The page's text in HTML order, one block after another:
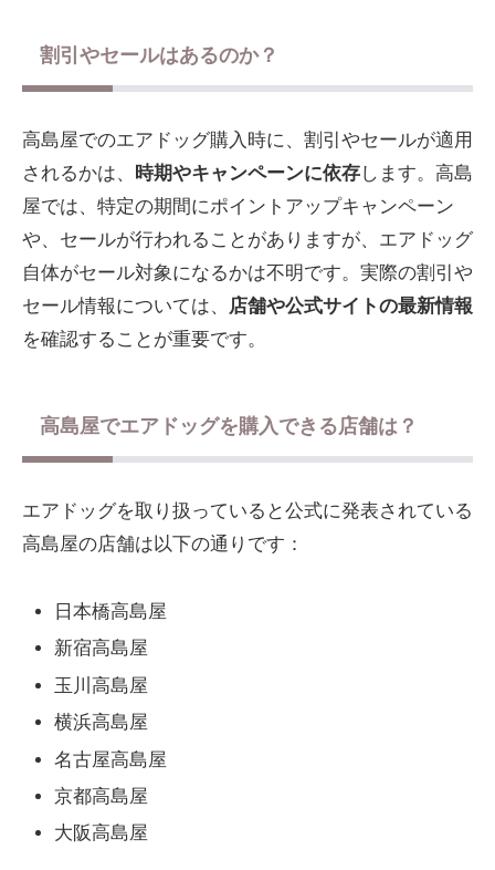
割引やセールはあるのか？
高島屋でのエアドッグ購入時に、割引やセールが適用
されるかは、 時期やキャンペーンに依存します。高島
屋では、特定の期間にポイントアップキャンペーン
や、セールが行われることがありますが、エアドッグ
自体がセール対象になるかは不明です。実際の割引や
セール情報については、 店舗や公式サイトの最新情報
を確認することが重要です。
高島屋でエアドッグを購入できる店舗は？
エアドッグを取り扱っていると公式に発表されている
高島屋の店舗は以下の通りです：
日本橋高島屋
新宿高島屋
玉川高島屋
横浜高島屋
名古屋高島屋
京都高島屋
大阪高島屋